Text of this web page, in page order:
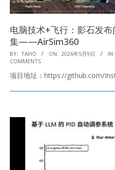
电脑技术+飞行：影石发
集——AirSim360
2026-
05-
09
BY: TAHO ON: 2026年5月9日 IN:
COMMENTS
项目地址：https://github.com/